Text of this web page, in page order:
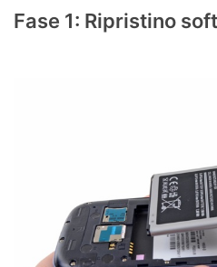
Fase 1: Ripristino soft